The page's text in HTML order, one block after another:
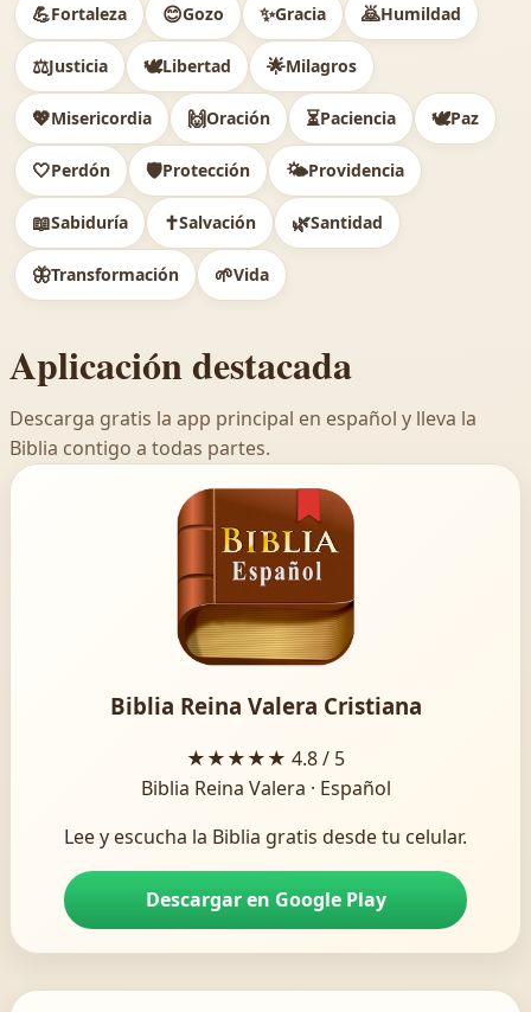
💪Fortaleza 😊Gozo ✨Gracia 🙇Humildad
⚖️Justicia 🕊Libertad 🌟Milagros
💖Misericordia 🙌Oración ⏳Paciencia 🕊️Paz
🤍Perdón 🛡️Protección 🌤️Providencia
📖Sabiduría ✝️Salvación 🌿Santidad
🦋Transformación 🌱Vida
Aplicación destacada
Descarga gratis la app principal en español y lleva la
Biblia contigo a todas partes.
Biblia Reina Valera Cristiana
★★★★★ 4.8 / 5
Biblia Reina Valera · Español
Lee y escucha la Biblia gratis desde tu celular.
Descargar en Google Play